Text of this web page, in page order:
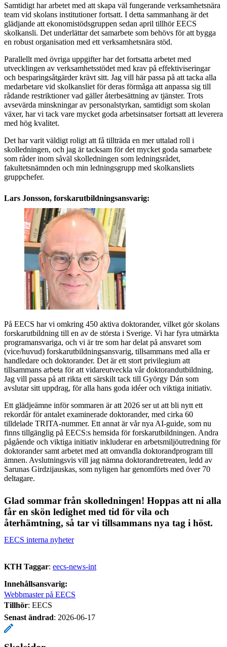
Samtidigt har arbetet med att skapa väl fungerande verksamhetsnära
team vid skolans institutioner fortsatt. I detta sammanhang är det
glädjande att ekonomistödsgruppen sedan april tillhör EECS
skolkansli. Det underlättar det samarbete som behövs för att bygga
en robust organisation med ett verksamhetsnära stöd.
Parallellt med övriga uppgifter har det fortsatta arbetet med
utvecklingen av verksamhetsstödet med krav på effektiviseringar
och besparingsåtgärder krävt sitt. Jag vill här passa på att tacka alla
medarbetare vid skolkansliet för deras förmåga att anpassa sig till
rådande restriktioner vad gäller återbesättning av tjänster. Trots
avsevärda minskningar av personalstyrkan, samtidigt som skolan
växer, har vi tack vare mycket goda arbetsinsatser fortsatt att leverera
med hög kvalitet.
Det har varit väldigt roligt att få tillträda en mer uttalad roll i
skolledningen, och jag är tacksam för det mycket goda samarbete
som råder inom såväl skolledningen som ledningsrådet,
fakultetsnämnden och min ledningsgrupp med skolkansliets
gruppchefer.
Lars Jonsson, forskarutbildningsansvarig:
På EECS har vi omkring 450 aktiva doktorander, vilket gör skolans
forskarutbildning till en av de största i Sverige. Vi har fyra utmärkta
programansvariga, och vi är tre som har delat på ansvaret som
(vice/huvud) forskarutbildningsansvarig, tillsammans med alla er
handledare och doktorander. Det är ett stort privilegium att
tillsammans arbeta för att vidareutveckla vår doktorandutbildning.
Jag vill passa på att rikta ett särskilt tack till György Dán som
avslutar sitt uppdrag, för alla hans goda idéer och viktiga initiativ.
Ett glädjeämne inför sommaren är att 2026 ser ut att bli nytt ett
rekordår för antalet examinerade doktorander, med cirka 60
tilldelade TRITA-nummer. Ett annat är vår nya AI-guide, som nu
finns tillgänglig på EECS:s hemsida för forskarutbildningen. Andra
pågående och viktiga initiativ inkluderar en arbetsmiljöutredning för
doktorander samt arbetet med att omvandla doktorandprogram till
ämnen. Avslutningsvis vill jag nämna doktorandretreaten, ledd av
Sarunas Girdzijauskas, som nyligen har genomförts med över 70
deltagare.
Glad sommar från skolledningen! Hoppas att ni alla
får en skön ledighet med tid för vila och
återhämtning, så tar vi tillsammans nya tag i höst.
EECS interna nyheter
KTH Taggar: eecs-news-int
Innehållsansvarig:
Webbmaster på EECS
Tillhör: EECS
Senast ändrad: 2026-06-17